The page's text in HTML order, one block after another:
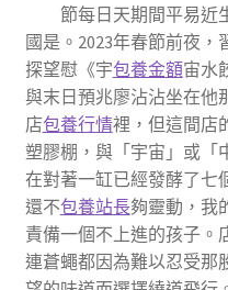
節每日天期間平易近
國是。2023年春節前夜
探望慰《宇包養金額宙水
與末日預兆廖沾沾坐在他
店包養行情裡，但這間店
塑膠棚，與「宇宙」或「
在對著一缸已經發酵了七
還不包養站長夠靈動，我
責備一個不上進的孩子。
連蒼蠅都因為難以忍受那